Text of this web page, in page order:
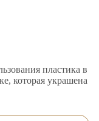
пластика в
которая украшена